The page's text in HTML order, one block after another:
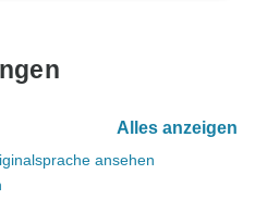
Alles anzeigen
ansehen